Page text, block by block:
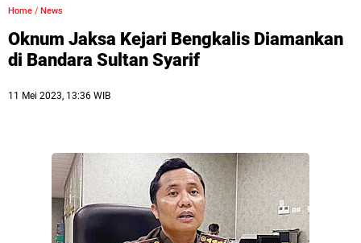
Home / News
Oknum Jaksa Kejari Bengkalis Diamankan
di Bandara Sultan Syarif
11 Mei 2023, 13:36 WIB